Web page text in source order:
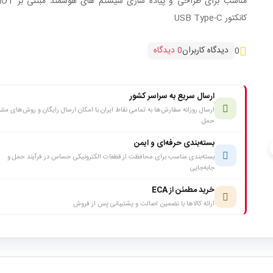
کانکتور USB Type-C
0 دیدگاه کاربران0 دیدگاه
ارسال سریع به سراسر کشور
ارسال روزانه سفارش‌ها به تمامی نقاط ایران با امکان ارسال رایگان و روش‌های
حمل
بسته‌بندی حرفه‌ای و ایمن
بسته‌بندی مناسب برای محافظت از قطعات الکترونیکی حساس در فرآیند حمل و
جابه‌جایی
خرید مطمئن از ECA
ارائه کالاها با تضمین اصالت و پشتیبانی پس از فروش